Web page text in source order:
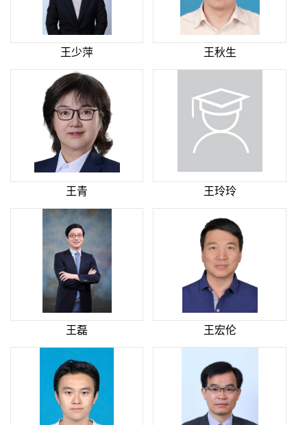
王少萍 王秋生
王青 王玲玲
王磊 王宏伦